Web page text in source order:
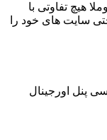
هیچ تفاوتی با
سایت های خود را
پنل اورجینال